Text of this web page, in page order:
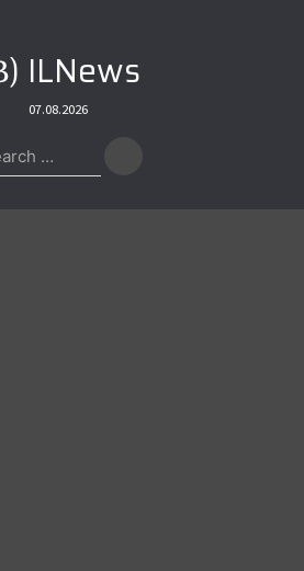
ILNews
07.08.2026
криптокоррупции в